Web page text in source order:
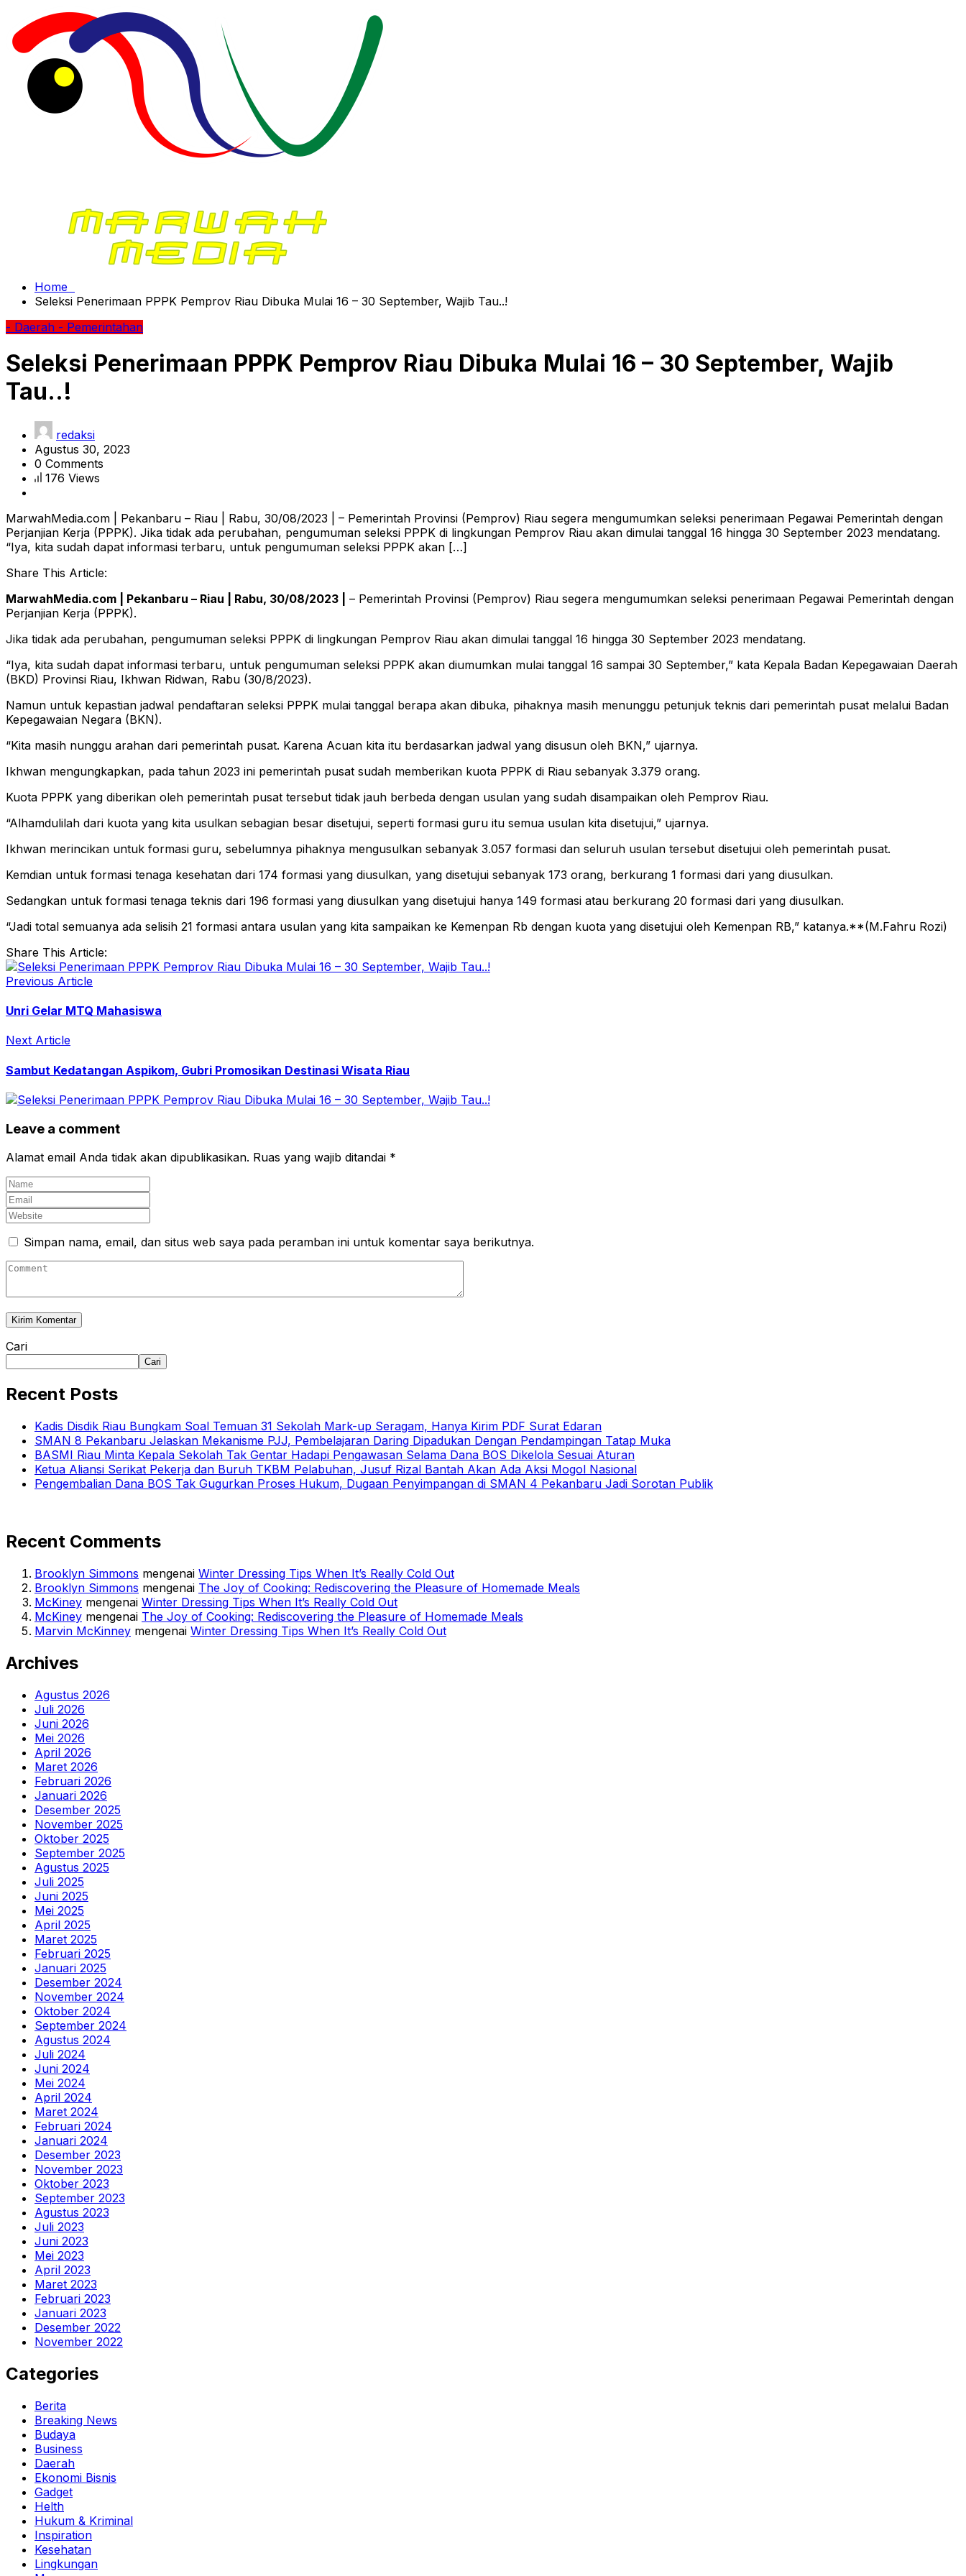
Home
Seleksi Penerimaan PPPK Pemprov Riau Dibuka Mulai 16 – 30 September, Wajib Tau..!
- Daerah - Pemerintahan
Seleksi Penerimaan PPPK Pemprov Riau Dibuka Mulai 16 – 30 September, Wajib
Tau..!
redaksi
Agustus 30, 2023
0 Comments
176 Views
MarwahMedia.com | Pekanbaru – Riau | Rabu, 30/08/2023 | – Pemerintah Provinsi (Pemprov) Riau segera mengumumkan seleksi penerimaan Pegawai Pemerintah dengan
Perjanjian Kerja (PPPK). Jika tidak ada perubahan, pengumuman seleksi PPPK di lingkungan Pemprov Riau akan dimulai tanggal 16 hingga 30 September 2023 mendatang.
“Iya, kita sudah dapat informasi terbaru, untuk pengumuman seleksi PPPK akan […]
Share This Article:
MarwahMedia.com | Pekanbaru – Riau | Rabu, 30/08/2023 |
– Pemerintah Provinsi (Pemprov) Riau segera mengumumkan seleksi penerimaan Pegawai Pemerintah dengan
Perjanjian Kerja (PPPK).
Jika tidak ada perubahan, pengumuman seleksi PPPK di lingkungan Pemprov Riau akan dimulai tanggal 16 hingga 30 September 2023 mendatang.
“Iya, kita sudah dapat informasi terbaru, untuk pengumuman seleksi PPPK akan diumumkan mulai tanggal 16 sampai 30 September,” kata Kepala Badan Kepegawaian Daerah
(BKD) Provinsi Riau, Ikhwan Ridwan, Rabu (30/8/2023).
Namun untuk kepastian jadwal pendaftaran seleksi PPPK mulai tanggal berapa akan dibuka, pihaknya masih menunggu petunjuk teknis dari pemerintah pusat melalui Badan
Kepegawaian Negara (BKN).
“Kita masih nunggu arahan dari pemerintah pusat. Karena Acuan kita itu berdasarkan jadwal yang disusun oleh BKN,” ujarnya.
Ikhwan mengungkapkan, pada tahun 2023 ini pemerintah pusat sudah memberikan kuota PPPK di Riau sebanyak 3.379 orang.
Kuota PPPK yang diberikan oleh pemerintah pusat tersebut tidak jauh berbeda dengan usulan yang sudah disampaikan oleh Pemprov Riau.
“Alhamdulilah dari kuota yang kita usulkan sebagian besar disetujui, seperti formasi guru itu semua usulan kita disetujui,” ujarnya.
Ikhwan merincikan untuk formasi guru, sebelumnya pihaknya mengusulkan sebanyak 3.057 formasi dan seluruh usulan tersebut disetujui oleh pemerintah pusat.
Kemdian untuk formasi tenaga kesehatan dari 174 formasi yang diusulkan, yang disetujui sebanyak 173 orang, berkurang 1 formasi dari yang diusulkan.
Sedangkan untuk formasi tenaga teknis dari 196 formasi yang diusulkan yang disetujui hanya 149 formasi atau berkurang 20 formasi dari yang diusulkan.
“Jadi total semuanya ada selisih 21 formasi antara usulan yang kita sampaikan ke Kemenpan Rb dengan kuota yang disetujui oleh Kemenpan RB,” katanya.**(M.Fahru Rozi)
Share This Article:
Previous Article
Unri Gelar MTQ Mahasiswa
Next Article
Sambut Kedatangan Aspikom, Gubri Promosikan Destinasi Wisata Riau
Leave a comment
Alamat email Anda tidak akan dipublikasikan. Ruas yang wajib ditandai *
Simpan nama, email, dan situs web saya pada peramban ini untuk komentar saya berikutnya.
Cari
Cari
Recent Posts
Kadis Disdik Riau Bungkam Soal Temuan 31 Sekolah Mark-up Seragam, Hanya Kirim PDF Surat Edaran
SMAN 8 Pekanbaru Jelaskan Mekanisme PJJ, Pembelajaran Daring Dipadukan Dengan Pendampingan Tatap Muka
BASMI Riau Minta Kepala Sekolah Tak Gentar Hadapi Pengawasan Selama Dana BOS Dikelola Sesuai Aturan
Ketua Aliansi Serikat Pekerja dan Buruh TKBM Pelabuhan, Jusuf Rizal Bantah Akan Ada Aksi Mogol Nasional
Pengembalian Dana BOS Tak Gugurkan Proses Hukum, Dugaan Penyimpangan di SMAN 4 Pekanbaru Jadi Sorotan Publik
Recent Comments
Brooklyn Simmons mengenai Winter Dressing Tips When It’s Really Cold Out
Brooklyn Simmons mengenai The Joy of Cooking: Rediscovering the Pleasure of Homemade Meals
McKiney mengenai Winter Dressing Tips When It’s Really Cold Out
McKiney mengenai The Joy of Cooking: Rediscovering the Pleasure of Homemade Meals
Marvin McKinney mengenai Winter Dressing Tips When It’s Really Cold Out
Archives
Agustus 2026
Juli 2026
Juni 2026
Mei 2026
April 2026
Maret 2026
Februari 2026
Januari 2026
Desember 2025
November 2025
Oktober 2025
September 2025
Agustus 2025
Juli 2025
Juni 2025
Mei 2025
April 2025
Maret 2025
Februari 2025
Januari 2025
Desember 2024
November 2024
Oktober 2024
September 2024
Agustus 2024
Juli 2024
Juni 2024
Mei 2024
April 2024
Maret 2024
Februari 2024
Januari 2024
Desember 2023
November 2023
Oktober 2023
September 2023
Agustus 2023
Juli 2023
Juni 2023
Mei 2023
April 2023
Maret 2023
Februari 2023
Januari 2023
Desember 2022
November 2022
Categories
Berita
Breaking News
Budaya
Business
Daerah
Ekonomi Bisnis
Gadget
Helth
Hukum & Kriminal
Inspiration
Kesehatan
Lingkungan